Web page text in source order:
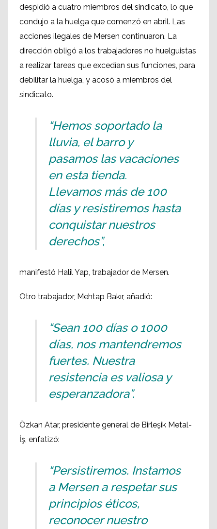
despidió a cuatro miembros del sindicato, lo que
condujo a la huelga que comenzó en abril. Las
acciones ilegales de Mersen continuaron. La
dirección obligó a los trabajadores no huelguistas
a realizar tareas que excedían sus funciones, para
debilitar la huelga, y acosó a miembros del
sindicato.
“Hemos soportado la
lluvia, el barro y
pasamos las vacaciones
en esta tienda.
Llevamos más de 100
días y resistiremos hasta
conquistar nuestros
derechos”,
manifestó Halil Yap, trabajador de Mersen.
Otro trabajador, Mehtap Bakır, añadió:
“Sean 100 días o 1000
días, nos mantendremos
fuertes. Nuestra
resistencia es valiosa y
esperanzadora”.
Özkan Atar, presidente general de Birleşik Metal-
İş, enfatizó:
“Persistiremos. Instamos
a Mersen a respetar sus
principios éticos,
reconocer nuestro